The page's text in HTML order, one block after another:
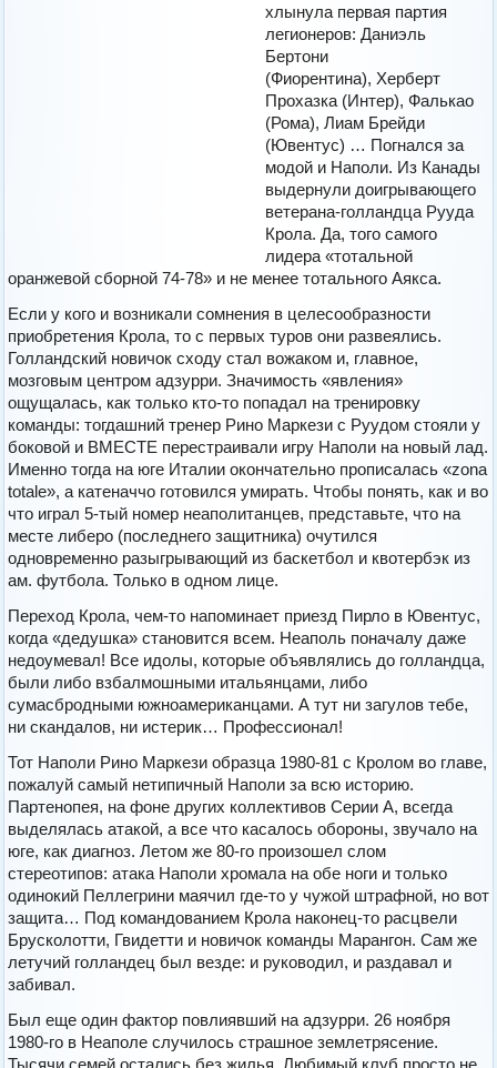
хлынула первая партия
легионеров: Даниэль
Бертони
(Фиорентина), Херберт
Прохазка (Интер), Фалькао
(Рома), Лиам Брейди
(Ювентус) … Погнался за
модой и Наполи. Из Канады
выдернули доигрывающего
ветерана-голландца Рууда
Крола. Да, того самого
лидера «тотальной
оранжевой сборной 74-78» и не менее тотального Аякса.
Если у кого и возникали сомнения в целесообразности
приобретения Крола, то с первых туров они развеялись.
Голландский новичок сходу стал вожаком и, главное,
мозговым центром адзурри. Значимость «явления»
ощущалась, как только кто-то попадал на тренировку
команды: тогдашний тренер Рино Маркези с Руудом стояли у
боковой и ВМЕСТЕ перестраивали игру Наполи на новый лад.
Именно тогда на юге Италии окончательно прописалась «zona
totale», а катеначчо готовился умирать. Чтобы понять, как и во
что играл 5-тый номер неаполитанцев, представьте, что на
месте либеро (последнего защитника) очутился
одновременно разыгрывающий из баскетбол и квотербэк из
ам. футбола. Только в одном лице.
Переход Крола, чем-то напоминает приезд Пирло в Ювентус,
когда «дедушка» становится всем. Неаполь поначалу даже
недоумевал! Все идолы, которые объявлялись до голландца,
были либо взбалмошными итальянцами, либо
сумасбродными южноамериканцами. А тут ни загулов тебе,
ни скандалов, ни истерик… Профессионал!
Тот Наполи Рино Маркези образца 1980-81 с Кролом во главе,
пожалуй самый нетипичный Наполи за всю историю.
Партенопея, на фоне других коллективов Серии А, всегда
выделялась атакой, а все что касалось обороны, звучало на
юге, как диагноз. Летом же 80-го произошел слом
стереотипов: атака Наполи хромала на обе ноги и только
одинокий Пеллегрини маячил где-то у чужой штрафной, но вот
защита… Под командованием Крола наконец-то расцвели
Брусколотти, Гвидетти и новичок команды Марангон. Сам же
летучий голландец был везде: и руководил, и раздавал и
забивал.
Был еще один фактор повлиявший на адзурри. 26 ноября
1980-го в Неаполе случилось страшное землетрясение.
Тысячи семей остались без жилья. Любимый клуб просто не